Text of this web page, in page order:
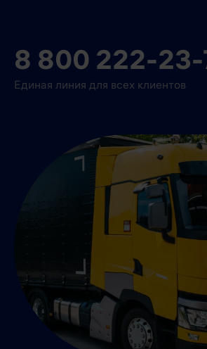
8 800 222-
Единая линия для всех клиентов